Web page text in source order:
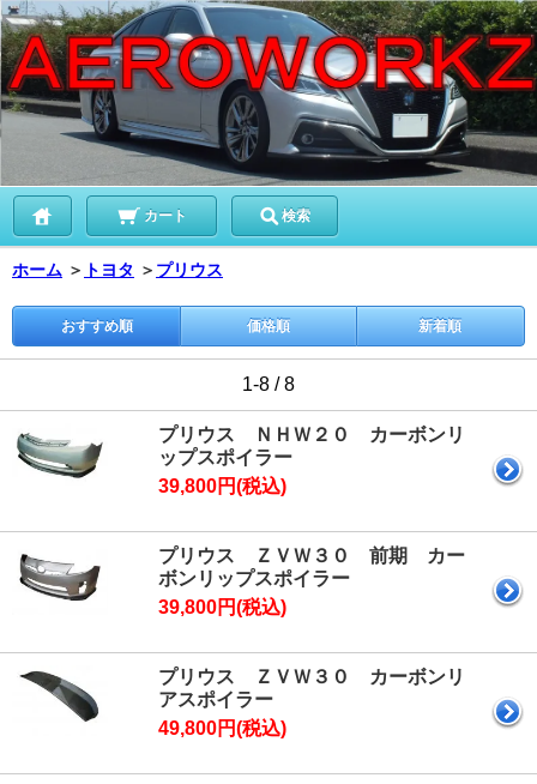
カート 検索
ホーム ＞ トヨタ ＞ プリウス
おすすめ順 価格順 新着順
1-8 / 8
プリウス ＮＨＷ２０ カーボンリ
ップスポイラー
39,800円(税込)
プリウス ＺＶＷ３０ 前期 カー
ボンリップスポイラー
39,800円(税込)
プリウス ＺＶＷ３０ カーボンリ
アスポイラー
49,800円(税込)